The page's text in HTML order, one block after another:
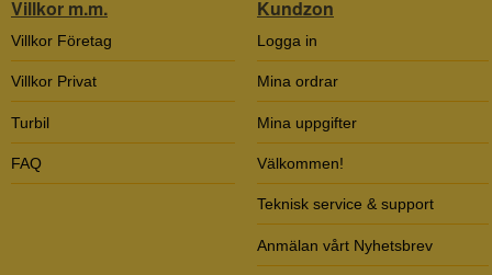
Villkor m.m.
Villkor Företag
Villkor Privat
Turbil
FAQ
Kundzon
Logga in
Mina ordrar
Mina uppgifter
Välkommen!
Teknisk service & support
Anmälan vårt Nyhetsbrev